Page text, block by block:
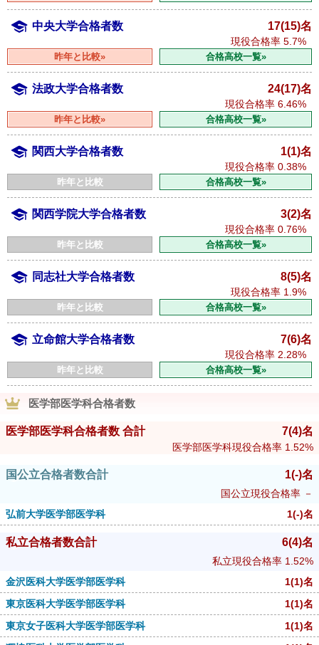
中央大学合格者数 17(15)名
現役合格率 5.7%
昨年と比較» 合格高校一覧»
法政大学合格者数 24(17)名
現役合格率 6.46%
昨年と比較» 合格高校一覧»
関西大学合格者数 1(1)名
現役合格率 0.38%
昨年と比較 合格高校一覧»
関西学院大学合格者数 3(2)名
現役合格率 0.76%
昨年と比較 合格高校一覧»
同志社大学合格者数 8(5)名
現役合格率 1.9%
昨年と比較 合格高校一覧»
立命館大学合格者数 7(6)名
現役合格率 2.28%
昨年と比較 合格高校一覧»
医学部医学科合格者数
医学部医学科合格者数 合計 7(4)名
医学部医学科現役合格率 1.52%
国公立合格者数合計 1(-)名
国公立現役合格率 －
弘前大学医学部医学科
1(-)名
私立合格者数合計 6(4)名
私立現役合格率 1.52%
金沢医科大学医学部医学科
1(1)名
東京医科大学医学部医学科
1(1)名
東京女子医科大学医学部医学科
1(1)名